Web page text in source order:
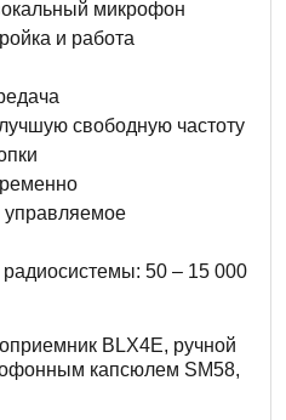
микрофон
и работа
свободную частоту
управляемое
50 – 15 000
BLX4E, ручной
капсюлем SM58,